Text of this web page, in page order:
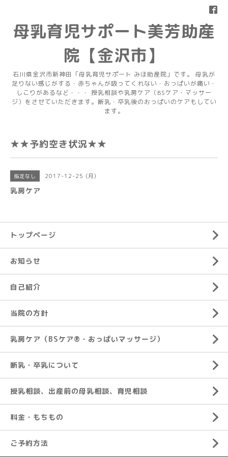
母乳育児サポート美芳助産
院【金沢市】
石川県金沢市新神田「母乳育児サポート みほ助産院」です。 母乳が
足りない感じがする・赤ちゃんが吸ってくれない・おっぱいが痛い・
しこりがあるなど・・・ 授乳相談や乳房ケア（BSケア・マッサー
ジ）をさせていただきます。断乳・卒乳後のおっぱいのケアもしてい
ます。
★★予約空き状況★★
指定なし 2017-12-25 (月)
乳房ケア
トップページ
お知らせ
自己紹介
当院の方針
乳房ケア（BSケア®︎・おっぱいマッサージ）
断乳・卒乳について
授乳相談、出産前の母乳相談、育児相談
料金・もちもの
ご予約方法